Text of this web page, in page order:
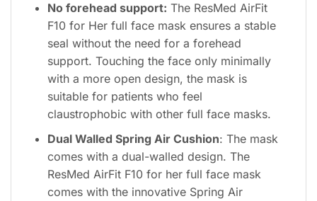
No forehead support: The ResMed AirFit
F10 for Her full face mask ensures a stable
seal without the need for a forehead
support. Touching the face only minimally
with a more open design, the mask is
suitable for patients who feel
claustrophobic with other full face masks.
Dual Walled Spring Air Cushion: The mask
comes with a dual-walled design. The
ResMed AirFit F10 for her full face mask
comes with the innovative Spring Air